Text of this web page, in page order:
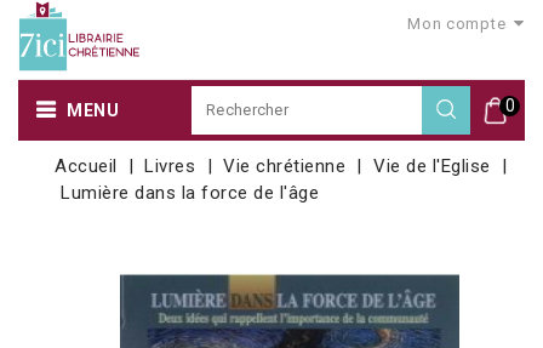
Mon compte
0
MENU
Accueil Livres Vie chrétienne
Vie de l'Eglise
Lumière dans la force de l'âge